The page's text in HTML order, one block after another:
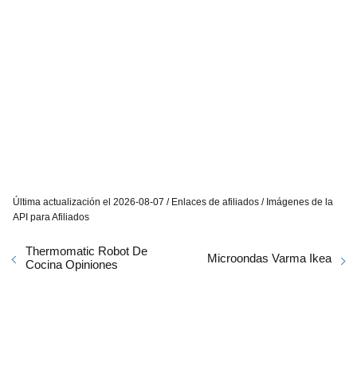
Última actualización el 2026-08-07 / Enlaces de afiliados / Imágenes de la
API para Afiliados
Thermomatic Robot De
Cocina Opiniones
Microondas Varma Ikea